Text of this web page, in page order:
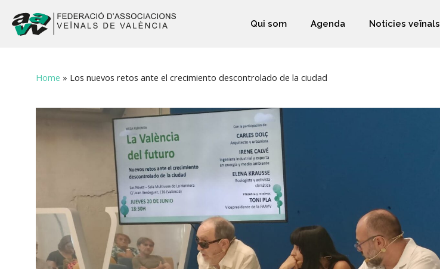
Qui som Agenda Noticies veïnals
Home » Los nuevos retos ante el crecimiento descontrolado de la ciudad